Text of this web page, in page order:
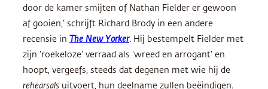
door de kamer smijten of Nathan Fielder er gewoon
af gooien,’ schrijft Richard Brody in een andere
recensie in The New Yorker. Hij bestempelt Fielder met
zijn ‘roekeloze’ verraad als ‘wreed en arrogant’ en
hoopt, vergeefs, steeds dat degenen met wie hij de
rehearsals uitvoert, hun deelname zullen beëindigen.